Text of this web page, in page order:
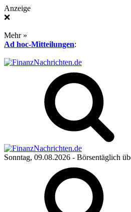
Anzeige
❌
Mehr »
Ad hoc-Mitteilungen:
Sonntag, 09.08.2026 - Börsentäglich